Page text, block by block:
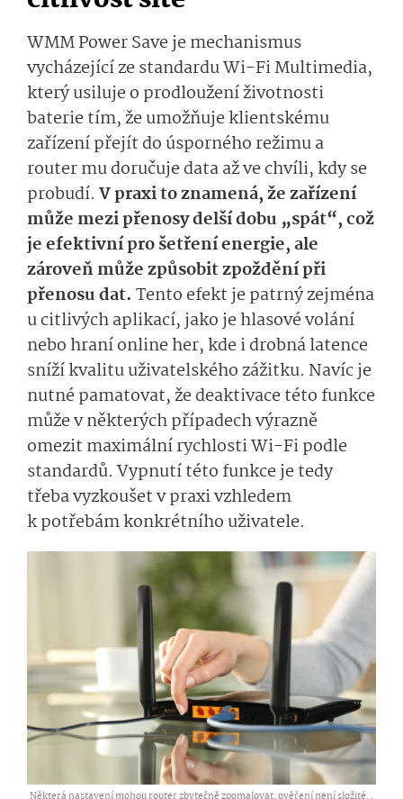
WMM Power Save je mechanismus
vycházející ze standardu Wi-Fi Multimedia,
který usiluje o prodloužení životnosti
baterie tím, že umožňuje klientskému
zařízení přejít do úsporného režimu a
router mu doručuje data až ve chvíli, kdy se
probudí. V praxi to znamená, že zařízení
může mezi přenosy delší dobu „spát“, což
je efektivní pro šetření energie, ale
zároveň může způsobit zpoždění při
přenosu dat. Tento efekt je patrný zejména
u citlivých aplikací, jako je hlasové volání
nebo hraní online her, kde i drobná latence
sníží kvalitu uživatelského zážitku. Navíc je
nutné pamatovat, že deaktivace této funkce
může v některých případech výrazně
omezit maximální rychlosti Wi-Fi podle
standardů. Vypnutí této funkce je tedy
třeba vyzkoušet v praxi vzhledem
k potřebám konkrétního uživatele.